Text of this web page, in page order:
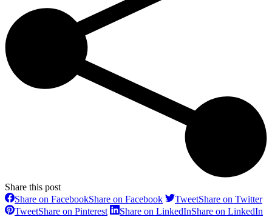
Share this post
Share on FacebookShare on Facebook TweetShare on Twitter
TweetShare on Pinterest Share on LinkedInShare on LinkedIn